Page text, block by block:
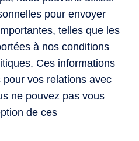
pour envoyer
telles que les
à nos conditions
Ces informations
vos relations avec
ne pouvez pas vous
de ces